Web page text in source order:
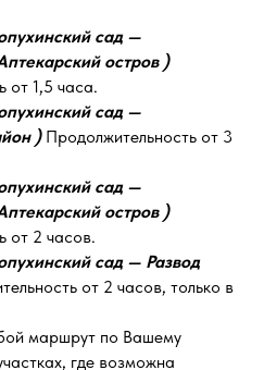
сад —
остров )
от 1,5 часа.
сад —
) Продолжительность от 3
сад —
остров )
от 2 часов.
сад — Развод
от 2 часов, только в
маршрут по Вашему
где возможна